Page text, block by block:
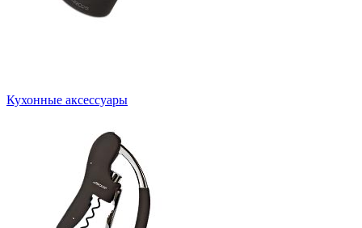
Кухонные аксессуары